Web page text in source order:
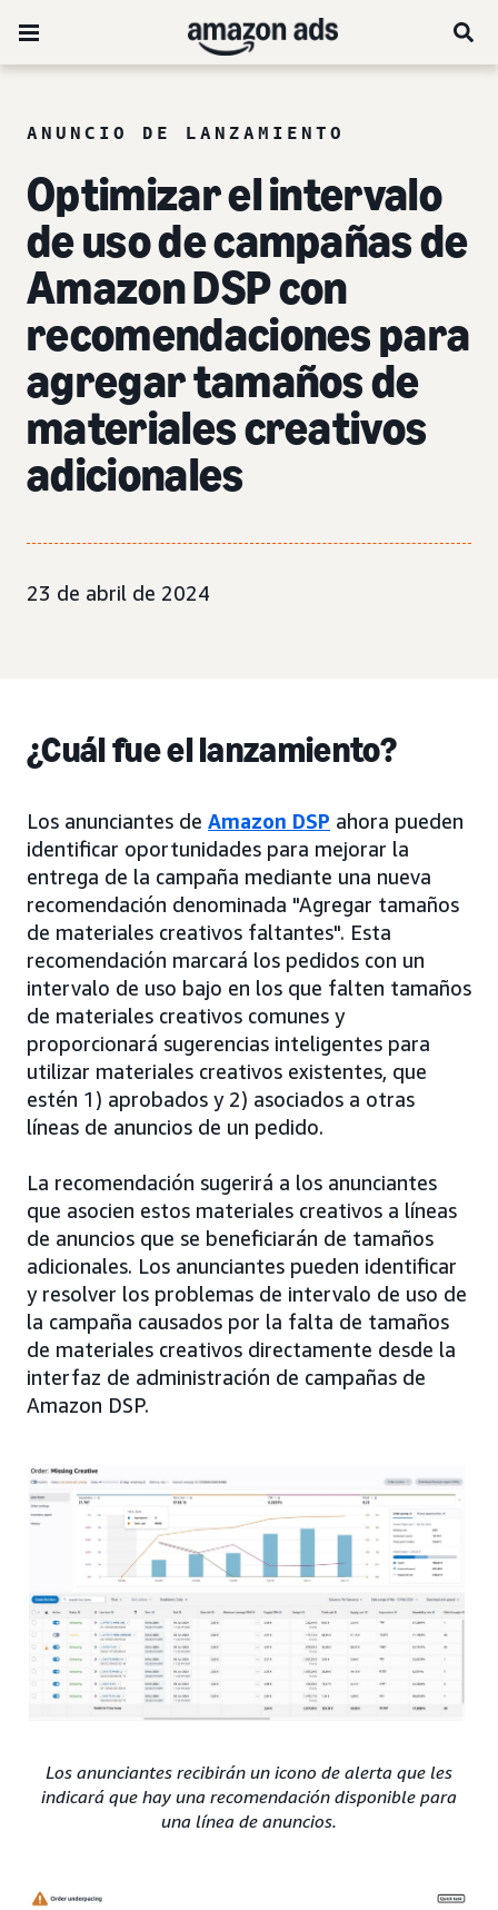
ANUNCIO DE LANZAMIENTO
Optimizar el intervalo
de uso de campañas de
Amazon DSP con
recomendaciones para
agregar tamaños de
materiales creativos
adicionales
23 de abril de 2024
¿Cuál fue el lanzamiento?
Los anunciantes de Amazon DSP ahora pueden
identificar oportunidades para mejorar la
entrega de la campaña mediante una nueva
recomendación denominada "Agregar tamaños
de materiales creativos faltantes". Esta
recomendación marcará los pedidos con un
intervalo de uso bajo en los que falten tamaños
de materiales creativos comunes y
proporcionará sugerencias inteligentes para
utilizar materiales creativos existentes, que
estén 1) aprobados y 2) asociados a otras
líneas de anuncios de un pedido.
La recomendación sugerirá a los anunciantes
que asocien estos materiales creativos a líneas
de anuncios que se beneficiarán de tamaños
adicionales. Los anunciantes pueden identificar
y resolver los problemas de intervalo de uso de
la campaña causados por la falta de tamaños
de materiales creativos directamente desde la
interfaz de administración de campañas de
Amazon DSP.
Los anunciantes recibirán un icono de alerta que les
indicará que hay una recomendación disponible para
una línea de anuncios.